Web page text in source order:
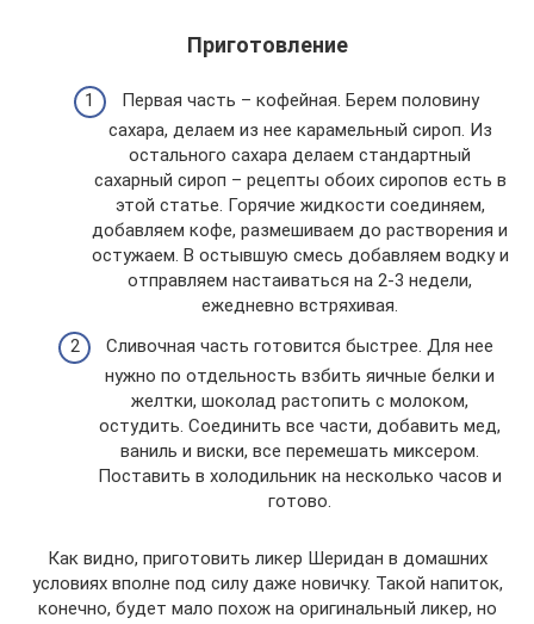
Приготовление
Первая часть – кофейная. Берем половину
сахара, делаем из нее карамельный сироп. Из
остального сахара делаем стандартный
сахарный сироп – рецепты обоих сиропов есть в
этой статье. Горячие жидкости соединяем,
добавляем кофе, размешиваем до растворения и
остужаем. В остывшую смесь добавляем водку и
отправляем настаиваться на 2-3 недели,
ежедневно встряхивая.
Сливочная часть готовится быстрее. Для нее
нужно по отдельность взбить яичные белки и
желтки, шоколад растопить с молоком,
остудить. Соединить все части, добавить мед,
ваниль и виски, все перемешать миксером.
Поставить в холодильник на несколько часов и
готово.
Как видно, приготовить ликер Шеридан в домашних
условиях вполне под силу даже новичку. Такой напиток,
конечно, будет мало похож на оригинальный ликер, но